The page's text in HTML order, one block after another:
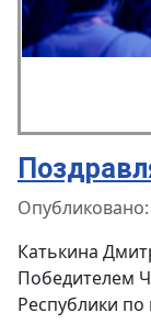
Информация
Катькина
Победителем
Республики по